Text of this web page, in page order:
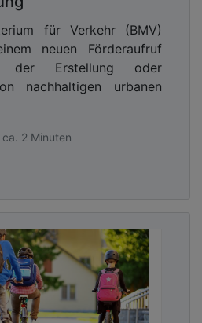
für Verkehr (BMV)
neuen Förderaufruf
der Erstellung oder
nachhaltigen urbanen
2 Minuten